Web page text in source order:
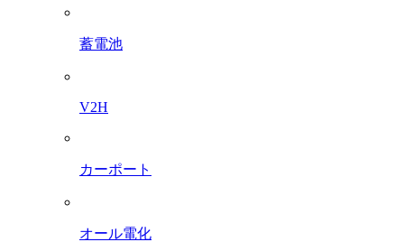
蓄電池
V2H
カーポート
オール電化